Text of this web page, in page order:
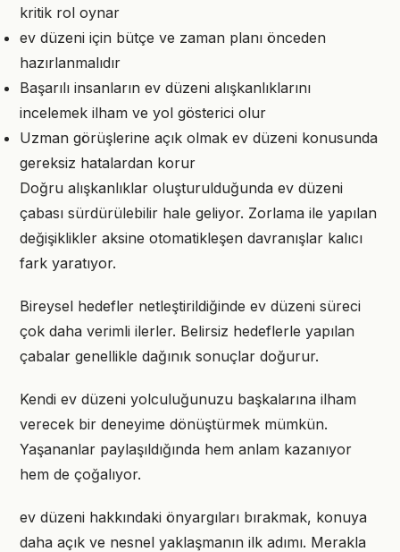
kritik rol oynar
ev düzeni için bütçe ve zaman planı önceden
hazırlanmalıdır
Başarılı insanların ev düzeni alışkanlıklarını
incelemek ilham ve yol gösterici olur
Uzman görüşlerine açık olmak ev düzeni konusunda
gereksiz hatalardan korur
Doğru alışkanlıklar oluşturulduğunda ev düzeni
çabası sürdürülebilir hale geliyor. Zorlama ile yapılan
değişiklikler aksine otomatikleşen davranışlar kalıcı
fark yaratıyor.
Bireysel hedefler netleştirildiğinde ev düzeni süreci
çok daha verimli ilerler. Belirsiz hedeflerle yapılan
çabalar genellikle dağınık sonuçlar doğurur.
Kendi ev düzeni yolculuğunuzu başkalarına ilham
verecek bir deneyime dönüştürmek mümkün.
Yaşananlar paylaşıldığında hem anlam kazanıyor
hem de çoğalıyor.
ev düzeni hakkındaki önyargıları bırakmak, konuya
daha açık ve nesnel yaklaşmanın ilk adımı. Merakla